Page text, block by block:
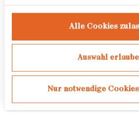
Alle Cookies
Auswahl
Nur notwendige
in dieser Familie kein
Preise
Fotografie im 4.
University of Applied